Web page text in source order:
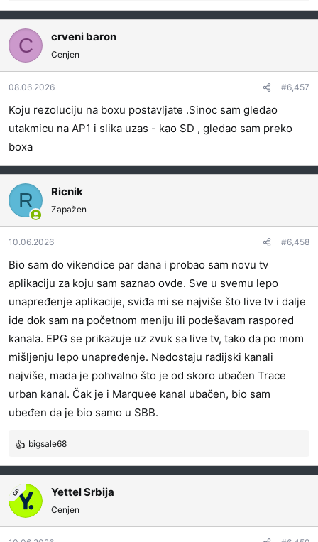
e
a
g
v
a
n
a
:
C crveni baron
Cenjen
08.06.2026 #6,457
Koju rezoluciju na boxu postavljate .Sinoc sam gledao
utakmicu na AP1 i slika uzas - kao SD , gledao sam preko
boxa
R Ricnik
Zapažen
10.06.2026 #6,458
Bio sam do vikendice par dana i probao sam novu tv
aplikaciju za koju sam saznao ovde. Sve u svemu lepo
unapređenje aplikacije, sviđa mi se najviše što live tv i dalje
ide dok sam na početnom meniju ili podešavam raspored
kanala. EPG se prikazuje uz zvuk sa live tv, tako da po mom
mišljenju lepo unapređenje. Nedostaju radijski kanali
najviše, mada je pohvalno što je od skoro ubačen Trace
urban kanal. Čak je i Marquee kanal ubačen, bio sam
ubeđen da je bio samo u SBB.
R
e
a
g
o
v
a
bigsale68
OP Yettel Srbija
Cenjen